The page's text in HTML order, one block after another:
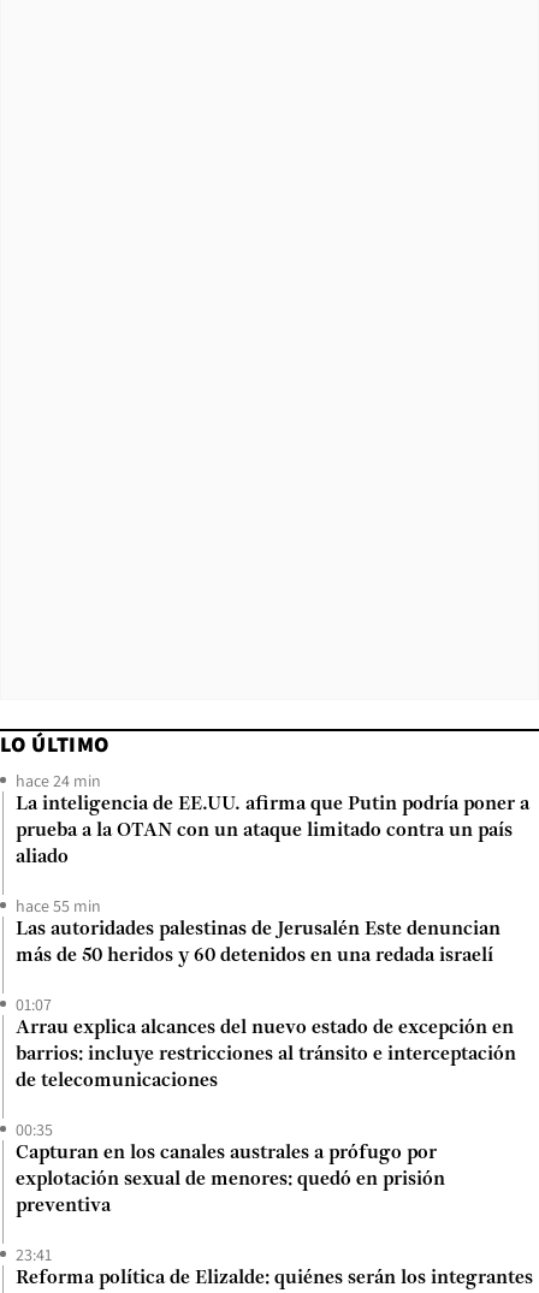
LO ÚLTIMO
hace 24 min
La inteligencia de EE.UU. afirma que Putin podría poner a
prueba a la OTAN con un ataque limitado contra un país
aliado
hace 55 min
Las autoridades palestinas de Jerusalén Este denuncian
más de 50 heridos y 60 detenidos en una redada israelí
01:07
Arrau explica alcances del nuevo estado de excepción en
barrios: incluye restricciones al tránsito e interceptación
de telecomunicaciones
00:35
Capturan en los canales australes a prófugo por
explotación sexual de menores: quedó en prisión
preventiva
23:41
Reforma política de Elizalde: quiénes serán los integrantes